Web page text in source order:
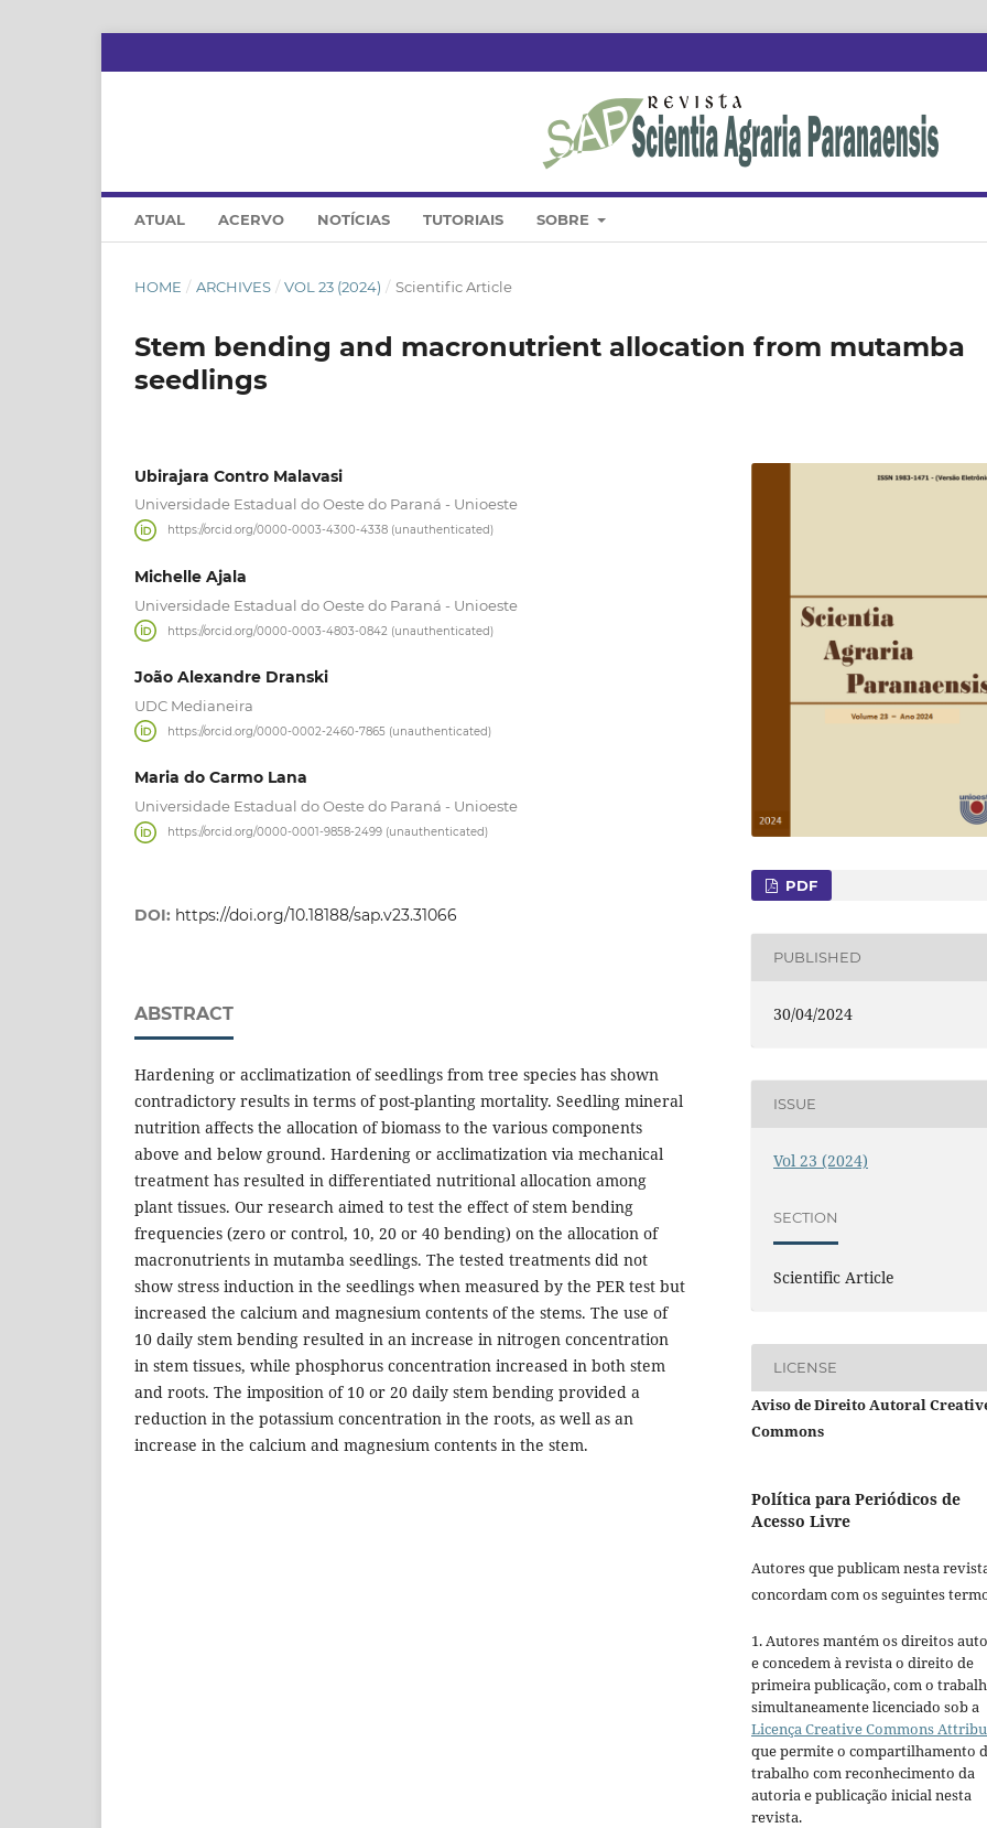
ATUAL ACERVO NOTÍCIAS TUTORIAIS SOBRE
HOME / ARCHIVES / VOL 23 (2024) / Scientific Article
Stem bending and macronutrient allocation from mutamba
seedlings
Ubirajara Contro Malavasi
Universidade Estadual do Oeste do Paraná - Unioeste
https://orcid.org/0000-0003-4300-4338 (unauthenticated)
Michelle Ajala
Universidade Estadual do Oeste do Paraná - Unioeste
https://orcid.org/0000-0003-4803-0842 (unauthenticated)
João Alexandre Dranski
UDC Medianeira
https://orcid.org/0000-0002-2460-7865 (unauthenticated)
Maria do Carmo Lana
Universidade Estadual do Oeste do Paraná - Unioeste
https://orcid.org/0000-0001-9858-2499 (unauthenticated)
DOI: https://doi.org/10.18188/sap.v23.31066
ABSTRACT
Hardening or acclimatization of seedlings from tree species has shown
contradictory results in terms of post-planting mortality. Seedling mineral
nutrition affects the allocation of biomass to the various components
above and below ground. Hardening or acclimatization via mechanical
treatment has resulted in differentiated nutritional allocation among
plant tissues. Our research aimed to test the effect of stem bending
frequencies (zero or control, 10, 20 or 40 bending) on ​​the allocation of
macronutrients in mutamba seedlings. The tested treatments did not
show stress induction in the seedlings when measured by the PER test but
increased the calcium and magnesium contents of the stems. The use of
10 daily stem bending resulted in an increase in nitrogen concentration
in stem tissues, while phosphorus concentration increased in both stem
and roots. The imposition of 10 or 20 daily stem bending provided a
reduction in the potassium concentration in the roots, as well as an
increase in the calcium and magnesium contents in the stem.
PDF
PUBLISHED
30/04/2024
ISSUE
Vol 23 (2024)
SECTION
Scientific Article
LICENSE
Aviso de Direito Autoral
Commons
Política para Periódicos de
Acesso Livre
Autores que publicam nesta
concordam com os seguintes
1. Autores mantém os direitos
e concedem à revista o direito de
primeira publicação, com o
simultaneamente licenciado sob a
Licença Creative Commons
que permite o compartilhamento
trabalho com reconhecimento da
autoria e publicação inicial nesta
revista.